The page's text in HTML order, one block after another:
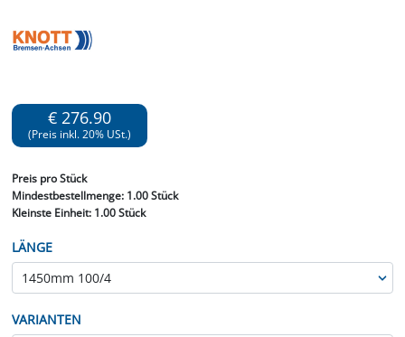
€ 276.90
(Preis inkl. 20% USt.)
Preis pro Stück
Mindestbestellmenge: 1.00 Stück
Kleinste Einheit:1.00 Stück
LÄNGE
VARIANTEN